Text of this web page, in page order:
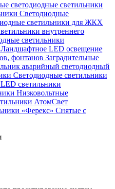
светодиодные светильники
Светодиодные
светильники для ЖКХ
внутреннего
светильники
Ландшафтное LED освещение
фонтанов Заградительные
аварийный светодиодный
Светодиодные светильники
светильники
Низковольтные
АтомСвет
«Ферекс» Снятые с